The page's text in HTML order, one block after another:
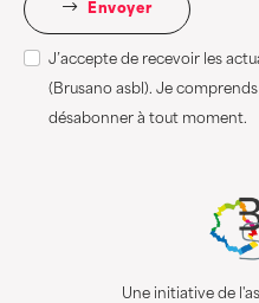
Envoyer
J’accepte de recevoir les
(Brusano asbl). Je
désabonner à tout moment.
Une initiative de